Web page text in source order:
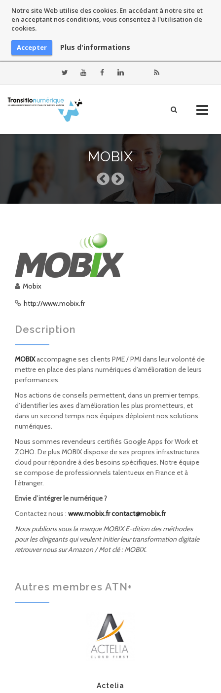
Notre site Web utilise des cookies. En accédant à notre site et
en acceptant nos conditions, vous consentez à l'utilisation de
cookies.
Accepter Plus d'informations
MOBIX
Mobix
http://www.mobix.fr
Description
MOBIXaccompagne ses clients PME / PMI dans leur volonté de
mettre en place des plans numériques d’amélioration de leurs
performances.
Nos actions de conseils permettent, dans un premier temps,
d’identifier les axes d’amélioration les plus prometteurs, et
dans un second temps nos équipes déploient nos solutions
numériques.
Nous sommes revendeurs certifiés Google Apps for Work et
ZOHO. De plus MOBIX dispose de ses propres infrastructures
cloud pour répondre à des besoins spécifiques. Notre équipe
se compose de professionnels talentueux en France et à
l’étranger.
Envie d’intégrer le numérique ?
Contactez nous : www.mobix.frcontact@mobix.fr
Nous publions sous la marque MOBIX E-dition des méthodes
pour les dirigeants qui veulent initier leur transformation digitale
retrouver nous sur Amazon / Mot clé : MOBIX.
Autres membres ATN+
Actelia